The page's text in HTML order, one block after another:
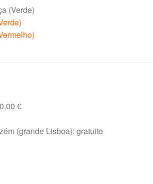
(Verde)
€
(grande Lisboa): gratuito